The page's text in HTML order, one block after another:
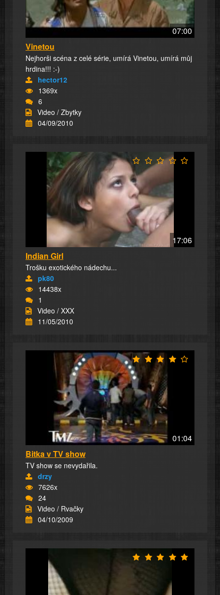
07:00
Vinetou
Nejhorši scéna z celé série, umírá Vinetou, umírá můj
hrdina!!! :-)
hector12
1369x
6
Video / Zbytky
04/09/2010
17:06
Indian Girl
Trošku exotického nádechu...
pk80
14438x
1
Video / XXX
11/05/2010
01:04
Bitka v TV show
TV show se nevydařila.
drzy
7626x
24
Video / Rvačky
04/10/2009